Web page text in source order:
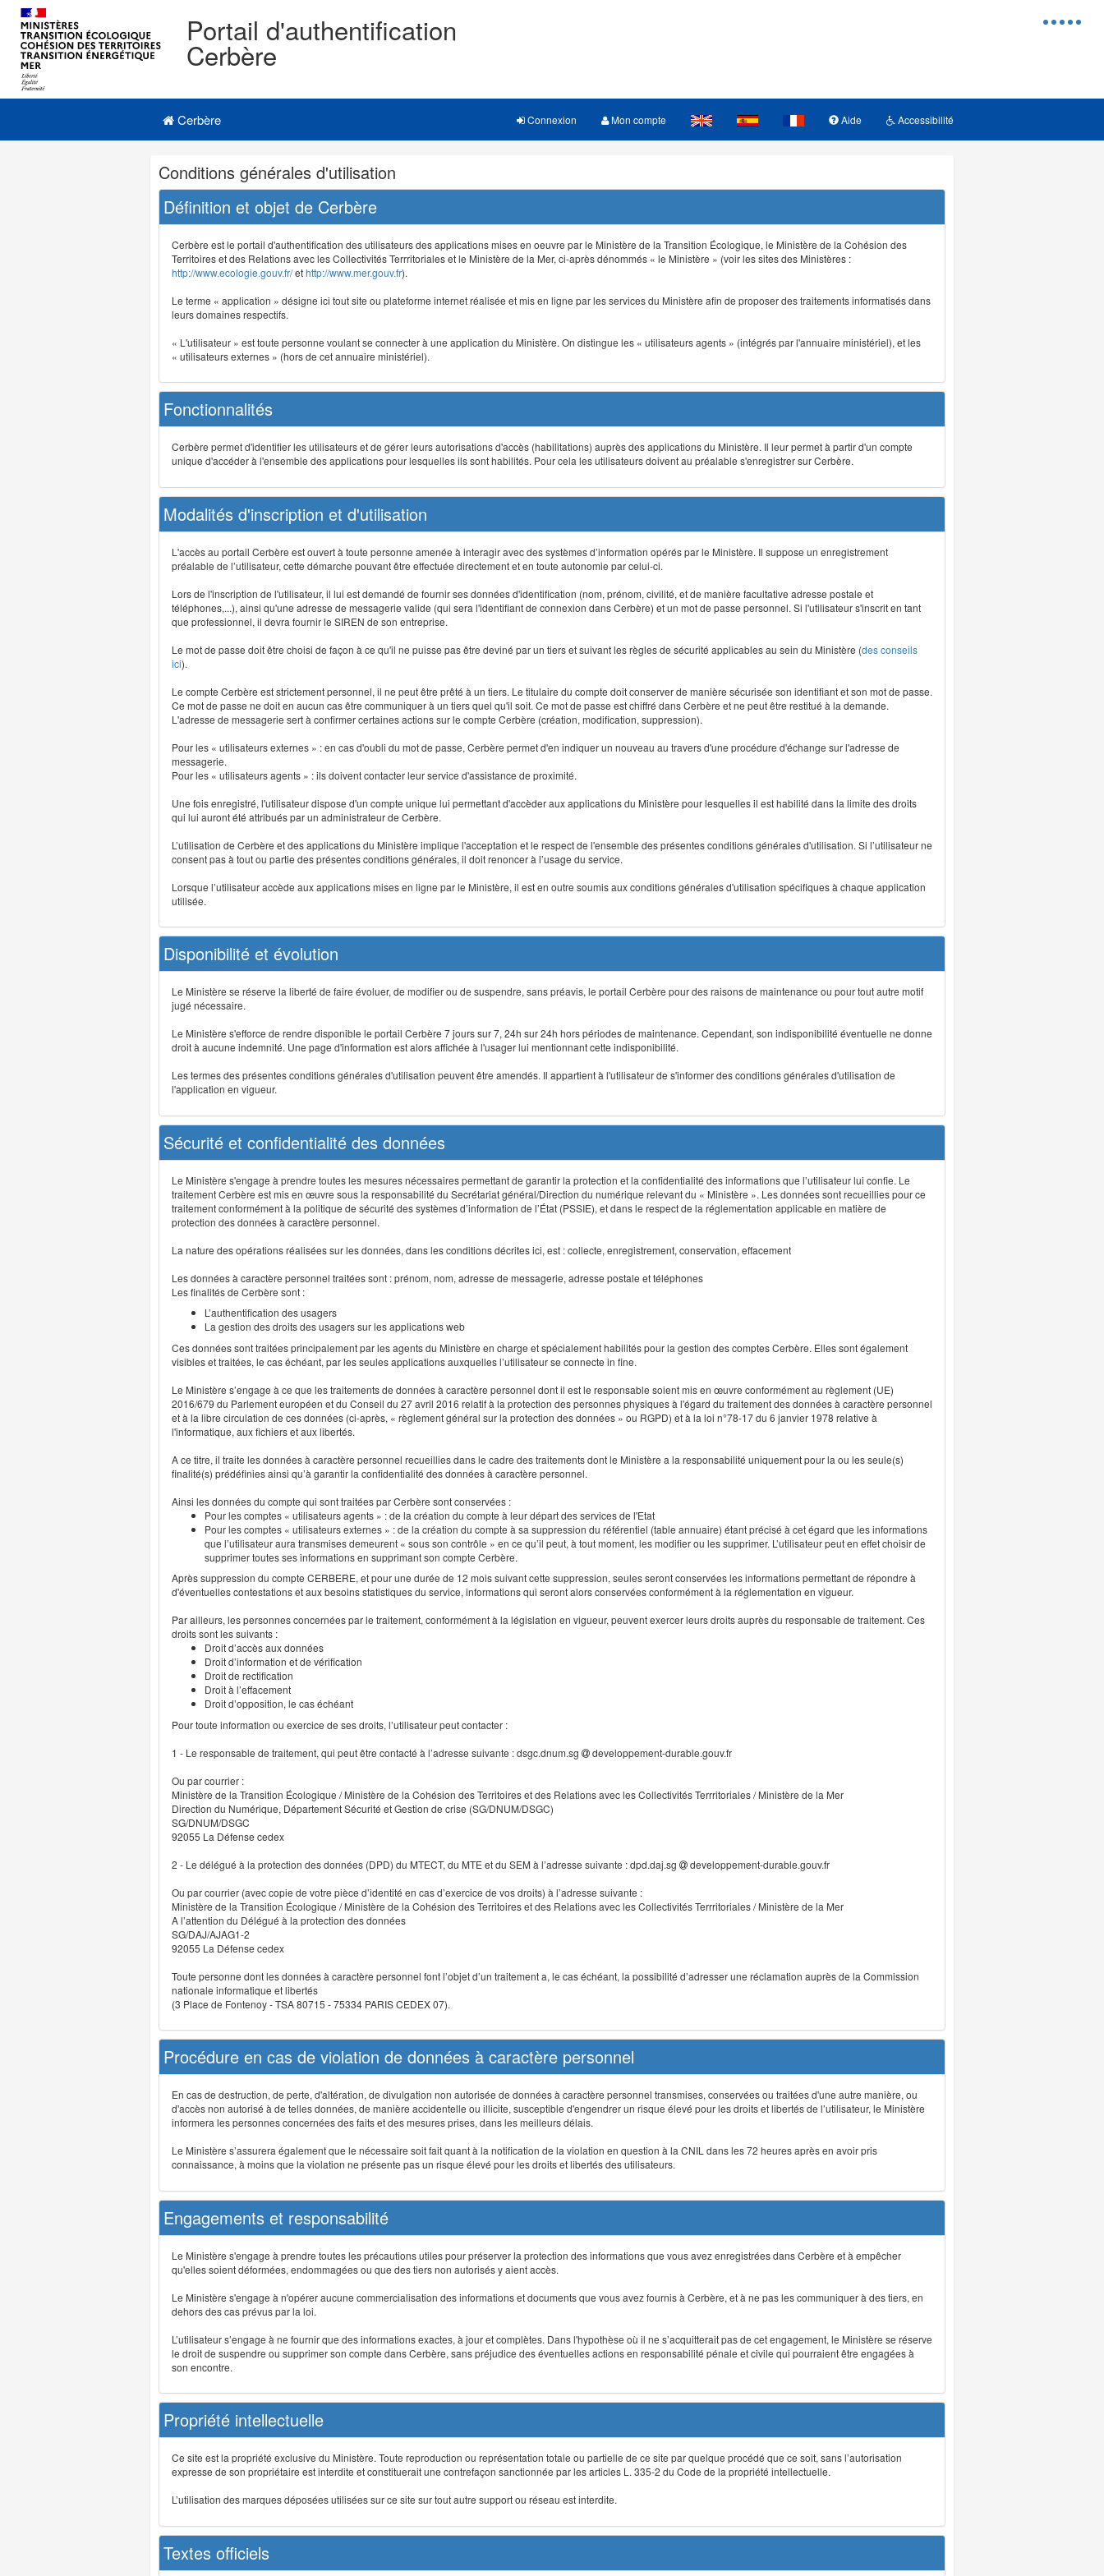
Menu
Portail d'authentification
Cerbère
Navigation
Menu principal
Cerbère Connexion Mon compte Aide Accessibilité
Navigation
et
outils
annexes
Conditions générales d'utilisation
Définition et objet de Cerbère
Cerbère est le portail d'authentification des utilisateurs des applications mises en oeuvre par le Ministère de la Transition Écologique, le Ministère de la Cohésion des
Territoires et des Relations avec les Collectivités Terrritoriales et le Ministère de la Mer, ci-après dénommés « le Ministère » (voir les sites des Ministères :
http://www.ecologie.gouv.fr/ethttp://www.mer.gouv.fr).
Le terme « application » désigne ici tout site ou plateforme internet réalisée et mis en ligne par les services du Ministère afin de proposer des traitements informatisés dans
leurs domaines respectifs.
« L'utilisateur » est toute personne voulant se connecter à une application du Ministère. On distingue les « utilisateurs agents » (intégrés par l'annuaire ministériel), et les
« utilisateurs externes » (hors de cet annuaire ministériel).
Fonctionnalités
Cerbère permet d'identifier les utilisateurs et de gérer leurs autorisations d'accès (habilitations) auprès des applications du Ministère. Il leur permet à partir d'un compte
unique d'accéder à l'ensemble des applications pour lesquelles ils sont habilités. Pour cela les utilisateurs doivent au préalable s'enregistrer sur Cerbère.
Modalités d'inscription et d'utilisation
L'accès au portail Cerbère est ouvert à toute personne amenée à interagir avec des systèmes d’information opérés par le Ministère. Il suppose un enregistrement
préalable de l’utilisateur, cette démarche pouvant être effectuée directement et en toute autonomie par celui-ci.
Lors de l'inscription de l'utilisateur, il lui est demandé de fournir ses données d'identification (nom, prénom, civilité, et de manière facultative adresse postale et
téléphones,...), ainsi qu'une adresse de messagerie valide (qui sera l'identifiant de connexion dans Cerbère) et un mot de passe personnel. Si l'utilisateur s'inscrit en tant
que professionnel, il devra fournir le SIREN de son entreprise.
Le mot de passe doit être choisi de façon à ce qu'il ne puisse pas être deviné par un tiers et suivant les règles de sécurité applicables au sein du Ministère (des conseils
ici).
Le compte Cerbère est strictement personnel, il ne peut être prêté à un tiers. Le titulaire du compte doit conserver de manière sécurisée son identifiant et son mot de passe.
Ce mot de passe ne doit en aucun cas être communiquer à un tiers quel qu'il soit. Ce mot de passe est chiffré dans Cerbère et ne peut être restitué à la demande.
L'adresse de messagerie sert à confirmer certaines actions sur le compte Cerbère (création, modification, suppression).
Pour les « utilisateurs externes » : en cas d'oubli du mot de passe, Cerbère permet d'en indiquer un nouveau au travers d'une procédure d'échange sur l'adresse de
messagerie.
Pour les « utilisateurs agents » : ils doivent contacter leur service d'assistance de proximité.
Une fois enregistré, l'utilisateur dispose d'un compte unique lui permettant d'accèder aux applications du Ministère pour lesquelles il est habilité dans la limite des droits
qui lui auront été attribués par un administrateur de Cerbère.
L’utilisation de Cerbère et des applications du Ministère implique l'acceptation et le respect de l'ensemble des présentes conditions générales d'utilisation. Si l’utilisateur ne
consent pas à tout ou partie des présentes conditions générales, il doit renoncer à l’usage du service.
Lorsque l’utilisateur accède aux applications mises en ligne par le Ministère, il est en outre soumis aux conditions générales d'utilisation spécifiques à chaque application
utilisée.
Disponibilité et évolution
Le Ministère se réserve la liberté de faire évoluer, de modifier ou de suspendre, sans préavis, le portail Cerbère pour des raisons de maintenance ou pour tout autre motif
jugé nécessaire.
Le Ministère s'efforce de rendre disponible le portail Cerbère 7 jours sur 7, 24h sur 24h hors périodes de maintenance. Cependant, son indisponibilité éventuelle ne donne
droit à aucune indemnité. Une page d'information est alors affichée à l'usager lui mentionnant cette indisponibilité.
Les termes des présentes conditions générales d'utilisation peuvent être amendés. Il appartient à l'utilisateur de s'informer des conditions générales d'utilisation de
l'application en vigueur.
Sécurité et confidentialité des données
Le Ministère s'engage à prendre toutes les mesures nécessaires permettant de garantir la protection et la confidentialité des informations que l’utilisateur lui confie. Le
traitement Cerbère est mis en œuvre sous la responsabilité du Secrétariat général/Direction du numérique relevant du « Ministère ». Les données sont recueillies pour ce
traitement conformément à la politique de sécurité des systèmes d’information de l’État (PSSIE), et dans le respect de la réglementation applicable en matière de
protection des données à caractère personnel.
La nature des opérations réalisées sur les données, dans les conditions décrites ici, est : collecte, enregistrement, conservation, effacement
Les données à caractère personnel traitées sont : prénom, nom, adresse de messagerie, adresse postale et téléphones
Les finalités de Cerbère sont :
L’authentification des usagers
La gestion des droits des usagers sur les applications web
Ces données sont traitées principalement par les agents du Ministère en charge et spécialement habilités pour la gestion des comptes Cerbère. Elles sont également
visibles et traitées, le cas échéant, par les seules applications auxquelles l’utilisateur se connecte in fine.
Le Ministère s’engage à ce que les traitements de données à caractère personnel dont il est le responsable soient mis en œuvre conformément au règlement (UE)
2016/679 du Parlement européen et du Conseil du 27 avril 2016 relatif à la protection des personnes physiques à l'égard du traitement des données à caractère personnel
et à la libre circulation de ces données (ci-après, « règlement général sur la protection des données » ou RGPD) et à la loi n°78-17 du 6 janvier 1978 relative à
l'informatique, aux fichiers et aux libertés.
A ce titre, il traite les données à caractère personnel recueillies dans le cadre des traitements dont le Ministère a la responsabilité uniquement pour la ou les seule(s)
finalité(s) prédéfinies ainsi qu’à garantir la confidentialité des données à caractère personnel.
Ainsi les données du compte qui sont traitées par Cerbère sont conservées :
Pour les comptes « utilisateurs agents » : de la création du compte à leur départ des services de l'Etat
Pour les comptes « utilisateurs externes » : de la création du compte à sa suppression du référentiel (table annuaire) étant précisé à cet égard que les informations
que l’utilisateur aura transmises demeurent « sous son contrôle » en ce qu’il peut, à tout moment, les modifier ou les supprimer. L’utilisateur peut en effet choisir de
supprimer toutes ses informations en supprimant son compte Cerbère.
Après suppression du compte CERBERE, et pour une durée de 12 mois suivant cette suppression, seules seront conservées les informations permettant de répondre à
d'éventuelles contestations et aux besoins statistiques du service, informations qui seront alors conservées conformément à la réglementation en vigueur.
Par ailleurs, les personnes concernées par le traitement, conformément à la législation en vigueur, peuvent exercer leurs droits auprès du responsable de traitement. Ces
droits sont les suivants :
Droit d’accès aux données
Droit d’information et de vérification
Droit de rectification
Droit à l’effacement
Droit d’opposition, le cas échéant
Pour toute information ou exercice de ses droits, l’utilisateur peut contacter :
1 - Le responsable de traitement, qui peut être contacté à l’adresse suivante : dsgc.dnum.sg
developpement-durable.gouv.fr
Ou par courrier :
Ministère de la Transition Écologique / Ministère de la Cohésion des Territoires et des Relations avec les Collectivités Terrritoriales / Ministère de la Mer
Direction du Numérique, Département Sécurité et Gestion de crise (SG/DNUM/DSGC)
SG/DNUM/DSGC
92055 La Défense cedex
2 - Le délégué à la protection des données (DPD) du MTECT, du MTE et du SEM à l’adresse suivante : dpd.daj.sg
developpement-durable.gouv.fr
Ou par courrier (avec copie de votre pièce d’identité en cas d’exercice de vos droits) à l’adresse suivante :
Ministère de la Transition Écologique / Ministère de la Cohésion des Territoires et des Relations avec les Collectivités Terrritoriales / Ministère de la Mer
A l’attention du Délégué à la protection des données
SG/DAJ/AJAG1-2
92055 La Défense cedex
Toute personne dont les données à caractère personnel font l’objet d’un traitement a, le cas échéant, la possibilité d’adresser une réclamation auprès de la Commission
nationale informatique et libertés
(3 Place de Fontenoy - TSA 80715 - 75334 PARIS CEDEX 07).
Procédure en cas de violation de données à caractère personnel
En cas de destruction, de perte, d'altération, de divulgation non autorisée de données à caractère personnel transmises, conservées ou traitées d'une autre manière, ou
d'accès non autorisé à de telles données, de manière accidentelle ou illicite, susceptible d'engendrer un risque élevé pour les droits et libertés de l’utilisateur, le Ministère
informera les personnes concernées des faits et des mesures prises, dans les meilleurs délais.
Le Ministère s’assurera également que le nécessaire soit fait quant à la notification de la violation en question à la CNIL dans les 72 heures après en avoir pris
connaissance, à moins que la violation ne présente pas un risque élevé pour les droits et libertés des utilisateurs.
Engagements et responsabilité
Le Ministère s'engage à prendre toutes les précautions utiles pour préserver la protection des informations que vous avez enregistrées dans Cerbère et à empêcher
qu'elles soient déformées, endommagées ou que des tiers non autorisés y aient accès.
Le Ministère s'engage à n'opérer aucune commercialisation des informations et documents que vous avez fournis à Cerbère, et à ne pas les communiquer à des tiers, en
dehors des cas prévus par la loi.
L’utilisateur s’engage à ne fournir que des informations exactes, à jour et complètes. Dans l'hypothèse où il ne s’acquitterait pas de cet engagement, le Ministère se réserve
le droit de suspendre ou supprimer son compte dans Cerbère, sans préjudice des éventuelles actions en responsabilité pénale et civile qui pourraient être engagées à
son encontre.
Propriété intellectuelle
Ce site est la propriété exclusive du Ministère. Toute reproduction ou représentation totale ou partielle de ce site par quelque procédé que ce soit, sans l’autorisation
expresse de son propriétaire est interdite et constituerait une contrefaçon sanctionnée par les articles L. 335-2 du Code de la propriété intellectuelle.
L’utilisation des marques déposées utilisées sur ce site sur tout autre support ou réseau est interdite.
Textes officiels